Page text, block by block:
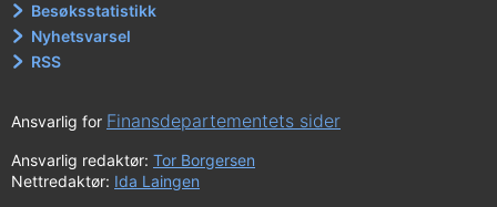
Besøksstatistikk
Nyhetsvarsel
RSS
Ansvarlig for Finansdepartementets sider
Ansvarlig redaktør: Tor Borgersen
Nettredaktør: Ida Laingen